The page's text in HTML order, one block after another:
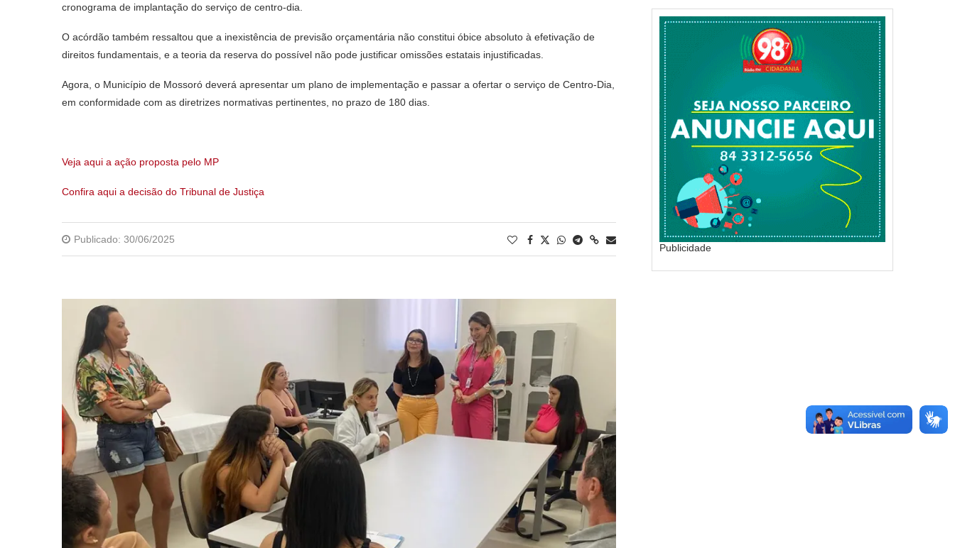
cronograma de implantação do serviço de centro-dia.
O acórdão também ressaltou que a inexistência de previsão orçamentária não constitui óbice absoluto à efetivação de
direitos fundamentais, e a teoria da reserva do possível não pode justificar omissões estatais injustificadas.
Agora, o Município de Mossoró deverá apresentar um plano de implementação e passar a ofertar o serviço de Centro-Dia,
em conformidade com as diretrizes normativas pertinentes, no prazo de 180 dias.
Veja aqui a ação proposta pelo MP
Confira aqui a decisão do Tribunal de Justiça
Publicado: 30/06/2025
Publicidade